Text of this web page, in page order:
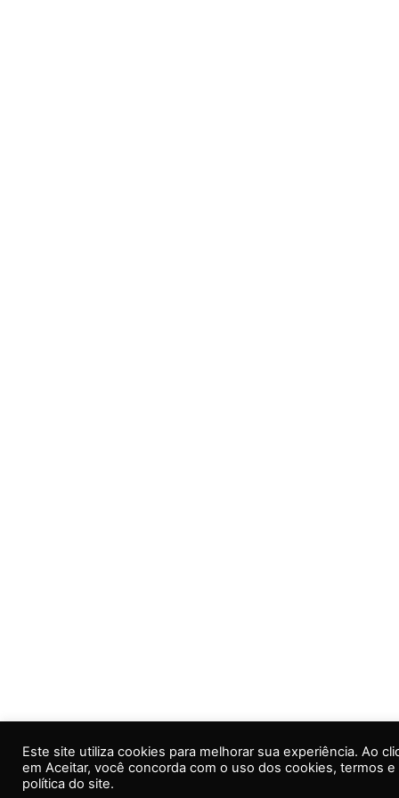
Este site utiliza cookies para melhorar sua experiência. Ao
em Aceitar, você concorda com o uso dos cookies, termos e
política do site.